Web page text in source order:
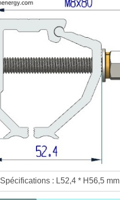
Spécifications : L52,4 * H56,5 mm